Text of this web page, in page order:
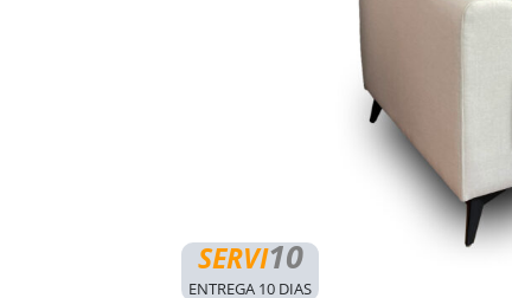
SERVI10
ENTREGA 10 DIAS